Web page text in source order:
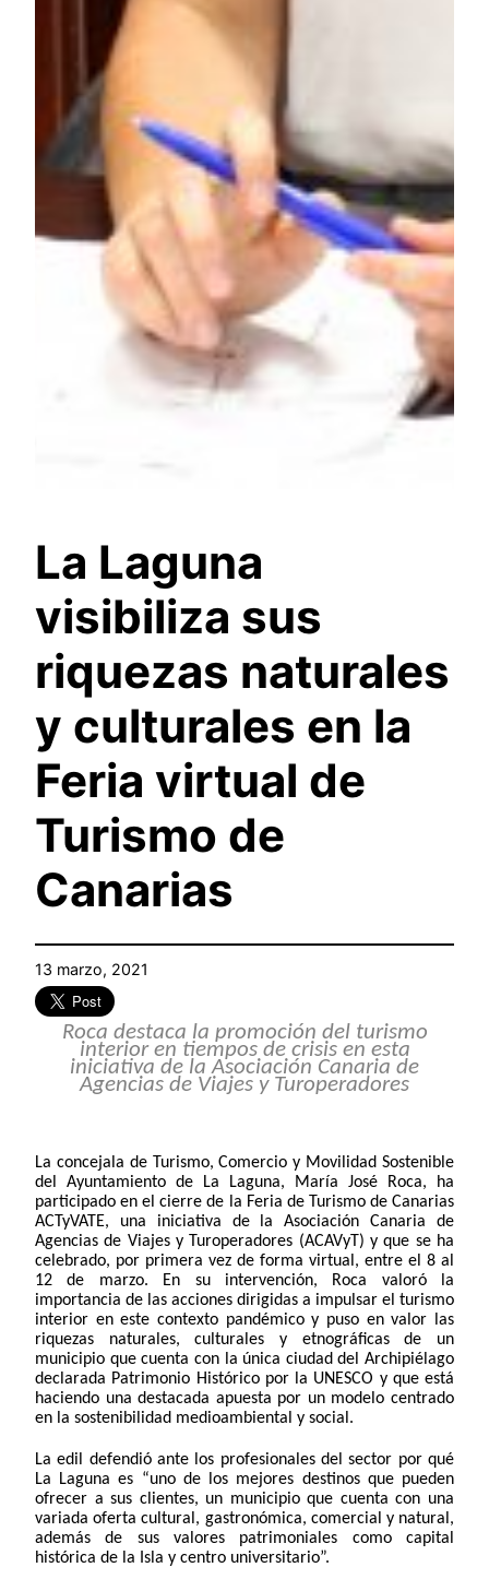
La Laguna
visibiliza sus
riquezas naturales
y culturales en la
Feria virtual de
Turismo de
Canarias
13 marzo, 2021
Roca destaca la promoción del turismo
interior en tiempos de crisis en esta
iniciativa de la Asociación Canaria de
Agencias de Viajes y Turoperadores
La concejala de Turismo, Comercio y Movilidad Sostenible
del Ayuntamiento de La Laguna, María José Roca, ha
participado en el cierre de la Feria de Turismo de Canarias
ACTyVATE, una iniciativa de la Asociación Canaria de
Agencias de Viajes y Turoperadores (ACAVyT) y que se ha
celebrado, por primera vez de forma virtual, entre el 8 al
12 de marzo. En su intervención, Roca valoró la
importancia de las acciones dirigidas a impulsar el turismo
interior en este contexto pandémico y puso en valor las
riquezas naturales, culturales y etnográficas de un
municipio que cuenta con la única ciudad del Archipiélago
declarada Patrimonio Histórico por la UNESCO y que está
haciendo una destacada apuesta por un modelo centrado
en la sostenibilidad medioambiental y social.
La edil defendió ante los profesionales del sector por qué
La Laguna es “uno de los mejores destinos que pueden
ofrecer a sus clientes, un municipio que cuenta con una
variada oferta cultural, gastronómica, comercial y natural,
además de sus valores patrimoniales como capital
histórica de la Isla y centro universitario”.